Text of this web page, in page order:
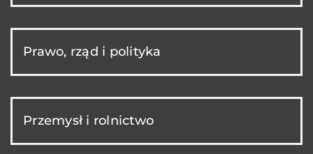
Prawo, rząd i polityka
Przemysł i rolnictwo